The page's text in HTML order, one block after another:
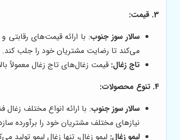
3. قیمت:
سالار سوز جنوب: با ارائه قیمت‌های رقابتی
می‌کند تا رضایت مشتریان خود را جلب کند.
تاج زغال: قیمت زغال‌های تاج زغال معمولاً
4. تنوع محصولات:
سالار سوز جنوب: با ارائه انواع مختلف
نیازهای مختلف مشتریان خود را برآورده
لیمو زغال: لیمو زغال، تنها زغال لیمو